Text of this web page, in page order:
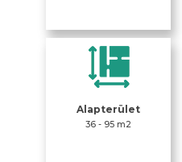
Alapterület
36 - 95 m2